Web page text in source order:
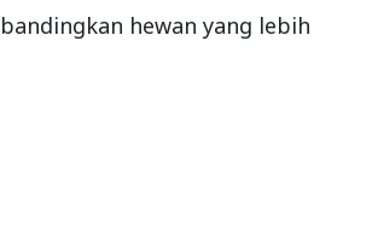
hewan yang lebih